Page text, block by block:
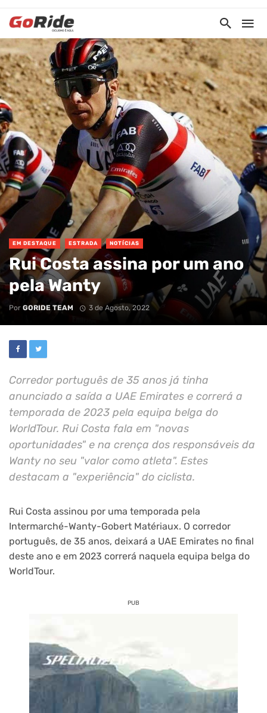
EM DESTAQUE ESTRADA NOTÍCIAS
Rui Costa assina por um ano
pela Wanty
Por GORIDE TEAM 3 de Agosto, 2022
Corredor português de 35 anos já tinha
anunciado a saída a UAE Emirates e correrá a
temporada de 2023 pela equipa belga do
WorldTour. Rui Costa fala em "novas
oportunidades" e na crença dos responsáveis da
Wanty no seu "valor como atleta". Estes
destacam a "experiência" do ciclista.
Rui Costa assinou por uma temporada pela
Intermarché-Wanty-Gobert Matériaux. O corredor
português, de 35 anos, deixará a UAE Emirates no final
deste ano e em 2023 correrá naquela equipa belga do
WorldTour.
PUB